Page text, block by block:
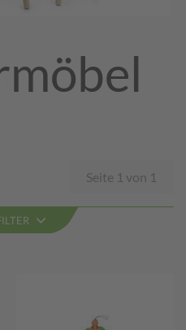
Seite 1 von 1